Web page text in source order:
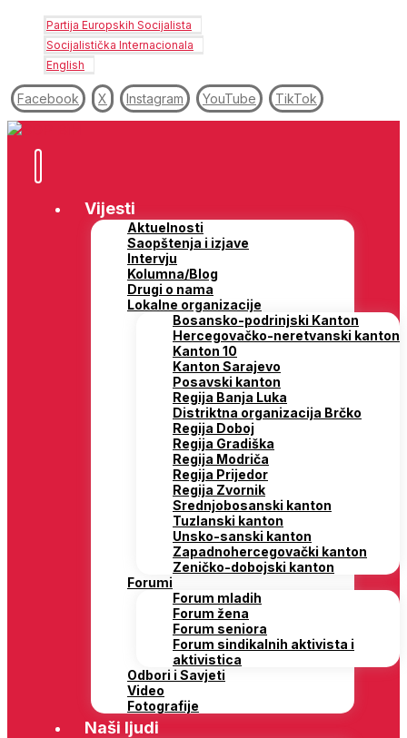
Partija Europskih Socijalista
Socijalistička Internacionala
English
Facebook X Instagram YouTube TikTok
Vijesti
Aktuelnosti
Saopštenja i izjave
Intervju
Kolumna/Blog
Drugi o nama
Lokalne organizacije
Bosansko-podrinjski Kanton
Hercegovačko-neretvanski kanton
Kanton 10
Kanton Sarajevo
Posavski kanton
Regija Banja Luka
Distriktna organizacija Brčko
Regija Doboj
Regija Gradiška
Regija Modriča
Regija Prijedor
Regija Zvornik
Srednjobosanski kanton
Tuzlanski kanton
Unsko-sanski kanton
Zapadnohercegovački kanton
Zeničko-dobojski kanton
Forumi
Forum mladih
Forum žena
Forum seniora
Forum sindikalnih aktivista i
aktivistica
Odbori i Savjeti
Video
Fotografije
Naši ljudi